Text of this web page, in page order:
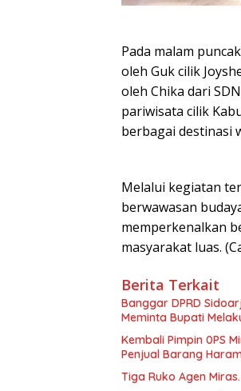
Pada malam
oleh Guk cilik
oleh Chika dari
pariwisata cilik
berbagai destinasi
Melalui kegiatan
berwawasan
memperkenalkan
masyarakat luas.
Berita Terkait
Banggar DPRD
Meminta Bupati
Kembali Pimpin 0PS
Penjual Barang Haram
Tiga Ruko Agen